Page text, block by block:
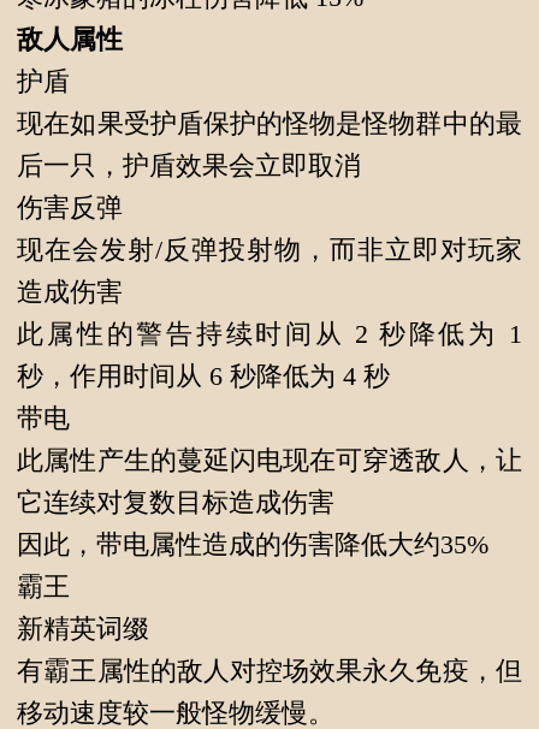
敌人属性
护盾
现在如果受护盾保护的怪物是怪物群中的最
后一只，护盾效果会立即取消
伤害反弹
现在会发射/反弹投射物，而非立即对玩家
造成伤害
此属性的警告持续时间从 2 秒降低为 1
秒，作用时间从 6 秒降低为 4 秒
带电
此属性产生的蔓延闪电现在可穿透敌人，让
它连续对复数目标造成伤害
因此，带电属性造成的伤害降低大约35%
霸王
新精英词缀
有霸王属性的敌人对控场效果永久免疫，但
移动速度较一般怪物缓慢。